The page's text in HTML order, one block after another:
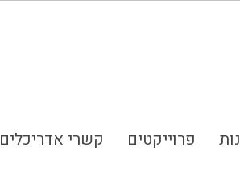
פרוייקטים קשרי אדריכלים